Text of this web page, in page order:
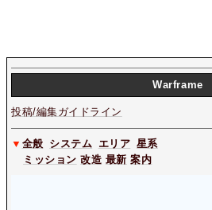
Warframe
投稿/編集ガイドライン
▼ 全般 システム エリア 星系
ミッション 改造 最新 案内